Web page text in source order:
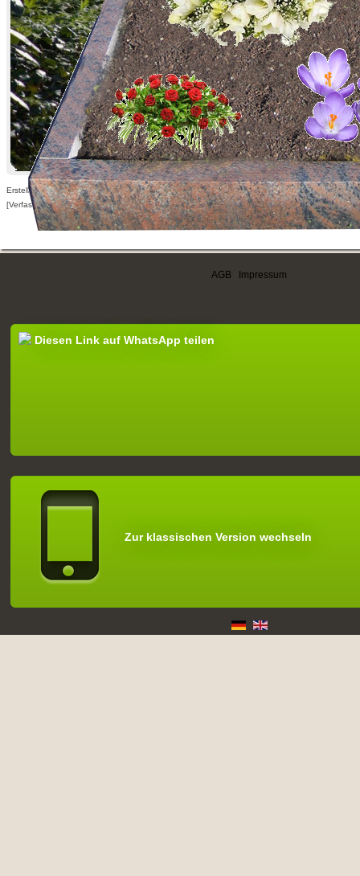
Erstellt am 20.06.2010,
[Verfasser nur für angemeldete Benutzer sichtbar]
AGB Impressum
Diesen Link auf WhatsApp teilen
Zur klassischen Version wechseln